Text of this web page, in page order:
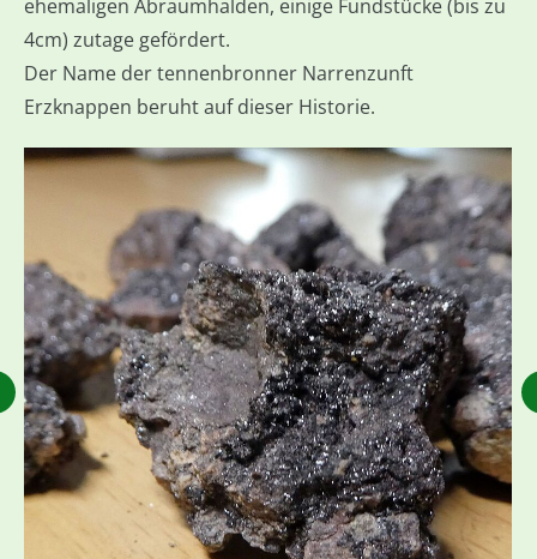
ehemaligen Abraumhalden, einige Fundstücke (bis zu
4cm) zutage gefördert.
Der Name der tennenbronner Narrenzunft
Erzknappen beruht auf dieser Historie.